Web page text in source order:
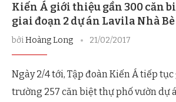
Kiến Á giới thiệu gần 300 căn
giai đoạn 2 dự án Lavila Nhà Bè
bởiHoàng Long 21/02/2017
Ngày 2/4 tới, Tập đoàn Kiến Á tiếp
trường 257 căn biệt thự phố vườn dự